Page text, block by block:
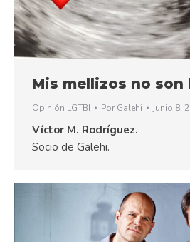
Mis mellizos no son
Opinión LGTBI Por Galehi junio 8,
Víctor M. Rodríguez.
Socio de Galehi.